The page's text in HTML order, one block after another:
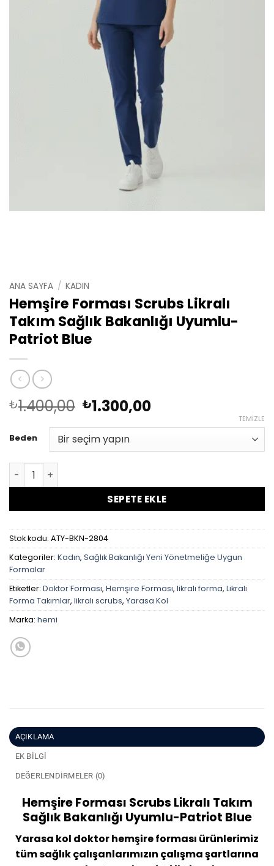
ANA SAYFA / KADIN
Hemşire Forması Scrubs Likralı
Takım Sağlık Bakanlığı Uyumlu-
Patriot Blue
₺1.400,00 Orijinal
₺1.400,00.
₺1.300,00Şu
fiyat:
₺1.300,00.
Beden
TEMIZLE
Hemşire Forması Scrubs Likralı Takım Sağlık
SEPETE EKLE
Stok kodu: ATY-BKN-2804
Kategoriler: Kadın, Sağlık Bakanlığı Yeni Yönetmeliğe Uygun
Formalar
Etiketler: Doktor Forması, Hemşire Forması, likralı forma, Likralı
Forma Takımlar, likralı scrubs, Yarasa Kol
Marka: hemi
AÇIKLAMA
EK BILGI
DEĞERLENDIRMELER (0)
Hemşire Forması Scrubs Likralı Takım
Sağlık Bakanlığı Uyumlu-Patriot Blue
Yarasa kol doktor hemşire forması ürünlerimiz
tüm sağlık çalışanlarımızın çalışma şartlarına